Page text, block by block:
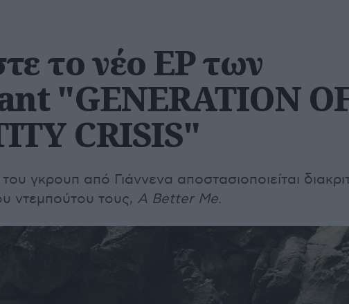
το νέο EP των
"GENERATION
CRISIS"
γκρουπ από Γιάννενα αποστασιοποιείται
ντεμπούτου τους, Α Better Me.